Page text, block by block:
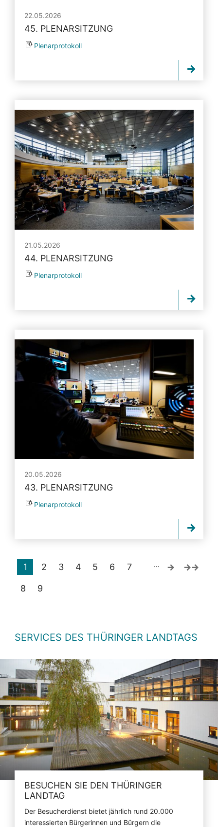
22.05.2026
45. PLENARSITZUNG
Plenarprotokoll
21.05.2026
44. PLENARSITZUNG
Plenarprotokoll
20.05.2026
43. PLENARSITZUNG
Plenarprotokoll
1 2 3 4 5 6 7
8 9
…
SERVICES DES THÜRINGER LANDTAGS
BESUCHEN SIE DEN THÜRINGER
LANDTAG
Der Besucherdienst bietet jährlich rund 20.000
interessierten Bürgerinnen und Bürgern die